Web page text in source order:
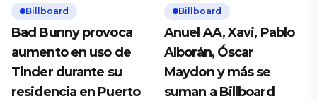
Billboard
Bad Bunny provoca
aumento en uso de
Tinder durante su
residencia en Puerto
Billboard
Anuel AA, Xavi, Pablo
Alborán, Óscar
Maydon y más se
suman a Billboard